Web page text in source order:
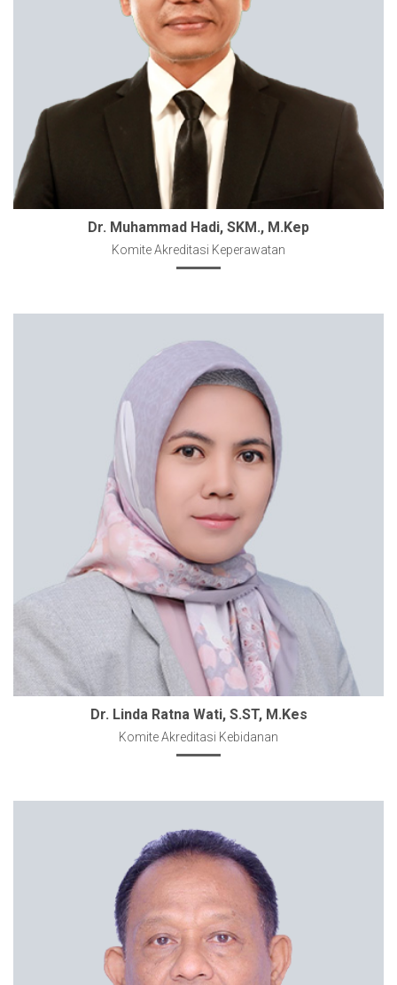
Dr. Muhammad Hadi, SKM., M.Kep
Komite Akreditasi Keperawatan
Dr. Linda Ratna Wati, S.ST, M.Kes
Komite Akreditasi Kebidanan